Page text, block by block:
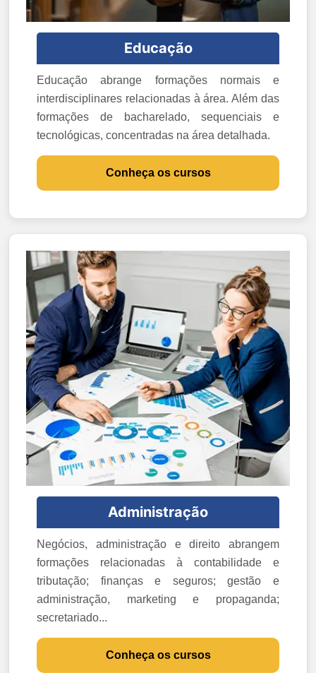
Educação
Educação abrange formações normais e
interdisciplinares relacionadas à área. Além das
formações de bacharelado, sequenciais e
tecnológicas, concentradas na área detalhada.
Conheça os cursos
Administração
Negócios, administração e direito abrangem
formações relacionadas à contabilidade e
tributação; finanças e seguros; gestão e
administração, marketing e propaganda;
secretariado...
Conheça os cursos